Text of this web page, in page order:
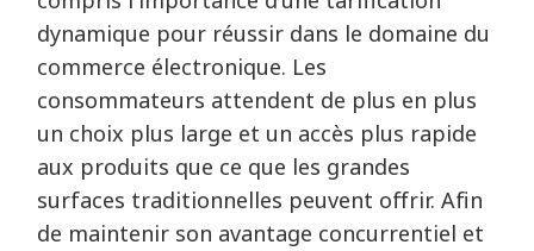
dynamique pour réussir dans le domaine du
commerce électronique. Les
consommateurs attendent de plus en plus
un choix plus large et un accès plus rapide
aux produits que ce que les grandes
surfaces traditionnelles peuvent offrir. Afin
de maintenir son avantage concurrentiel et